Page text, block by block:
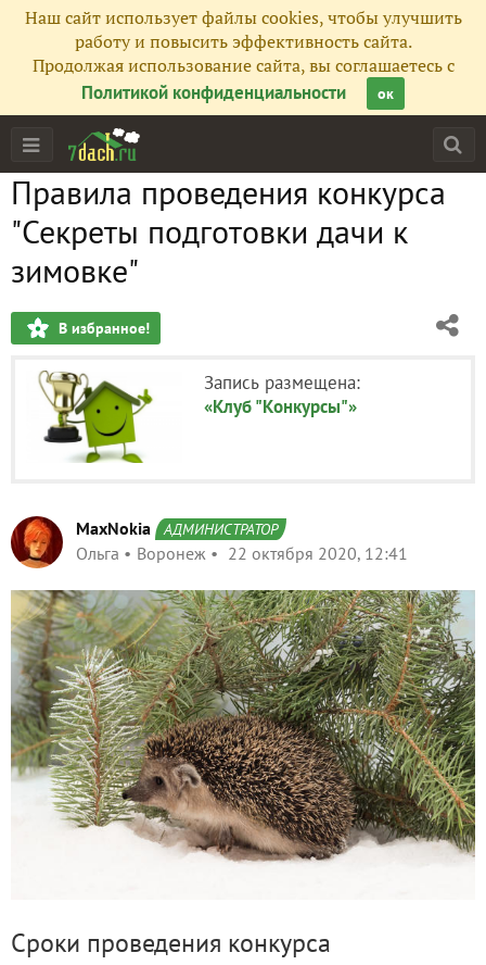
Наш сайт использует файлы cookies, чтобы улучшить
работу и повысить эффективность сайта.
Продолжая использование сайта, вы соглашаетесь с
Политикой конфиденциальности
ок
Правила проведения конкурса
"Секреты подготовки дачи к
зимовке"
В избранное!
Запись размещена:
«Клуб "Конкурсы"»
MaxNokia АДМИНИСТРАТОР
Ольга Воронеж 22 октября 2020, 12:41
Сроки проведения конкурса